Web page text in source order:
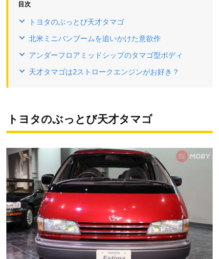
目次
トヨタのぶっとび天才タマゴ
北米ミニバンブームを追いかけた意欲作
アンダーフロアミッドシップのタマゴ型ボディ
天才タマゴは2ストロークエンジンがお好き？
トヨタのぶっとび天才タマゴ